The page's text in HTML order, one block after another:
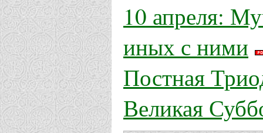
10 апреля:
иных с ними
Постная
Великая